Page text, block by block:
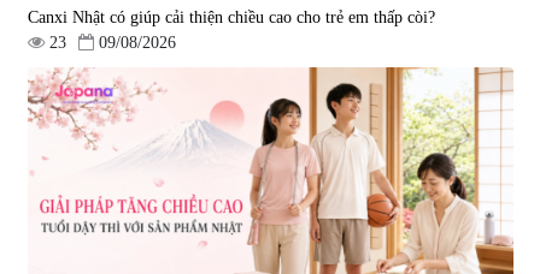
Canxi Nhật có giúp cải thiện chiều cao cho trẻ em thấp còi?
23
09/08/2026